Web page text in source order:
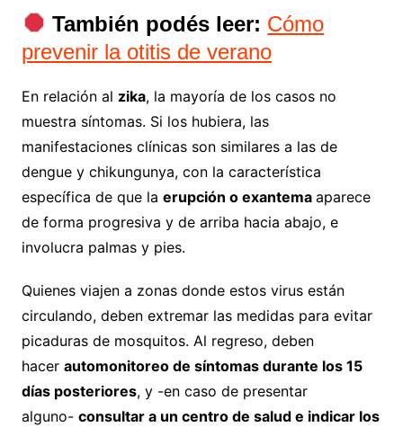
También podés leer: Cómo
prevenir la otitis de verano
En relación al zika, la mayoría de los casos no
muestra síntomas. Si los hubiera, las
manifestaciones clínicas son similares a las de
dengue y chikungunya, con la característica
específica de que la erupción o exantema aparece
de forma progresiva y de arriba hacia abajo, e
involucra palmas y pies.
Quienes viajen a zonas donde estos virus están
circulando, deben extremar las medidas para evitar
picaduras de mosquitos. Al regreso, deben
hacer automonitoreo de síntomas durante los 15
días posteriores, y -en caso de presentar
alguno- consultar a un centro de salud e indicar los